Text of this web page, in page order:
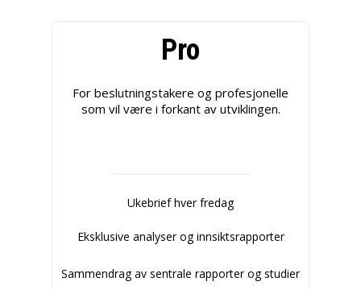
Pro
For beslutningstakere og profesjonelle
som vil være i forkant av utviklingen.
Ukebrief hver fredag
Eksklusive analyser og innsiktsrapporter
Sammendrag av sentrale rapporter og studier